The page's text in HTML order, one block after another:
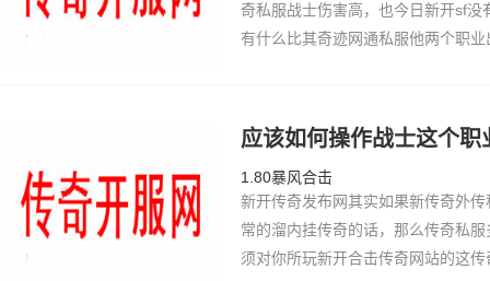
奇私服战士伤害高，也今日新开sf
有什么比其奇迹网通私服他两个职
应该如何操作战士这个职
1.80暴风合击
新开传奇发布网其实如果新传奇外
常的溜内挂传奇的话，那么传奇私
须对你所玩新开合击传奇网站的这